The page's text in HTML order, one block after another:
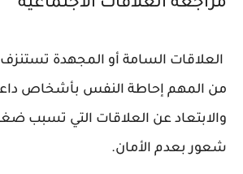
مراجعة العلاقات الاجتماعية
العلاقات السامة أو المجهدة
من المهم إحاطة النفس بأشخاص
والابتعاد عن العلاقات التي تسبب
شعور بعدم الأمان.